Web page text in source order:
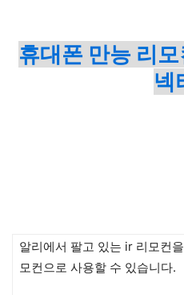
휴대폰 만능 리
넥
알리에서 팔고 있는 ir 리모컨
모컨으로 사용할 수 있습니다.